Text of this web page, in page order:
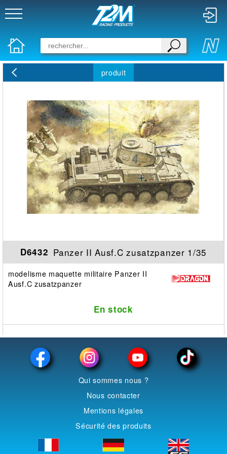
produit
D6432 Panzer II Ausf.C zusatzpanzer 1/35
modelisme maquette militaire Panzer II
Ausf.C zusatzpanzer
En stock
Qui sommes nous ?
Nous contacter
Mentions légales
Sécurité des produits